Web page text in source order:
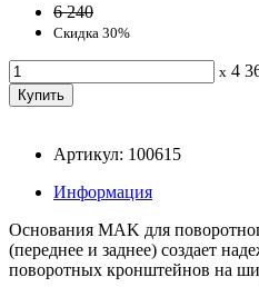
6 240
Скидка 30%
x 4
Артикул: 100615
Информация
Основания MAK для
(переднее и заднее) создает
поворотных кронштейнов на